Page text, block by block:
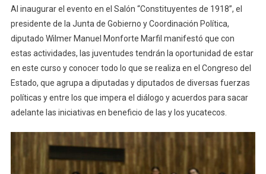
Al inaugurar el evento en el Salón “Constituyentes de 1918”, el
presidente de la Junta de Gobierno y Coordinación Política,
diputado Wilmer Manuel Monforte Marfil manifestó que con
estas actividades, las juventudes tendrán la oportunidad de estar
en este curso y conocer todo lo que se realiza en el Congreso del
Estado, que agrupa a diputadas y diputados de diversas fuerzas
políticas y entre los que impera el diálogo y acuerdos para sacar
adelante las iniciativas en beneficio de las y los yucatecos.